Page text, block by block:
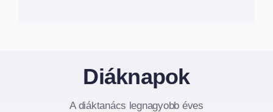
Diáknapok
A diáktanács legnagyobb éves